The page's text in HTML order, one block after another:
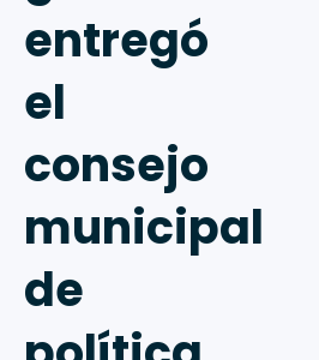
entregó
el
consejo
municipal
de